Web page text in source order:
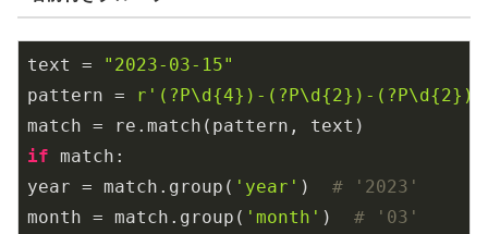
text =
"2023-03-15"
pattern =
r'(?P\d{4})-(?P\d{2})-(?P\d{2})'
if match:
year = match.group( 'year' ) # '2023'
month = match.group( 'month' ) # '03'